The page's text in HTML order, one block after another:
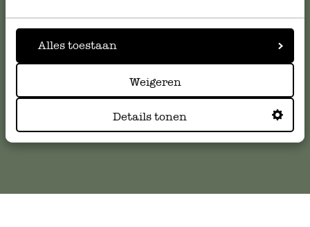
Alles toestaan
Weigeren
Details tonen
klantenservice. Of bekijk hier het antwoord op de
klantenservice@dille-kamille.com
Online Klantenservice